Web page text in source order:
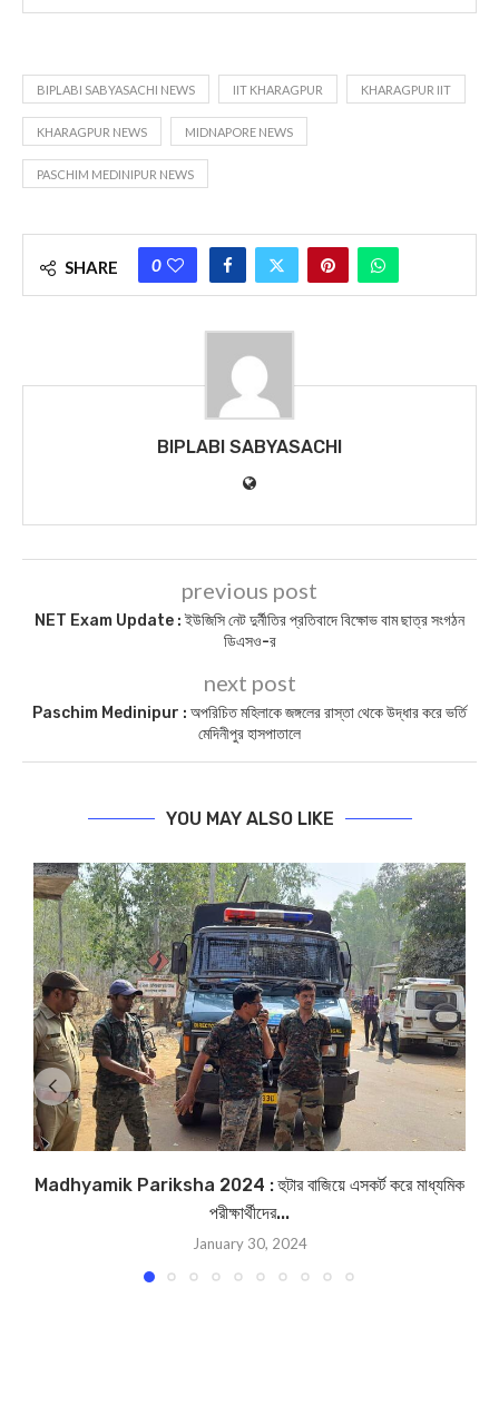
BIPLABI SABYASACHI NEWS IIT KHARAGPUR KHARAGPUR IIT
KHARAGPUR NEWS MIDNAPORE NEWS
PASCHIM MEDINIPUR NEWS
SHARE 0
BIPLABI SABYASACHI
previous post
NET Exam Update : ইউজিসি নেট দুর্নীতির প্রতিবাদে বিক্ষোভ বাম ছাত্র সংগঠন
ডিএসও-র
next post
Paschim Medinipur : অপরিচিত মহিলাকে জঙ্গলের রাস্তা থেকে উদ্ধার করে ভর্তি
মেদিনীপুর হাসপাতালে
YOU MAY ALSO LIKE
Madhyamik Pariksha 2024 : হুটার বাজিয়ে এসকর্ট করে মাধ্যমিক
পরীক্ষার্থীদের...
January 30, 2024